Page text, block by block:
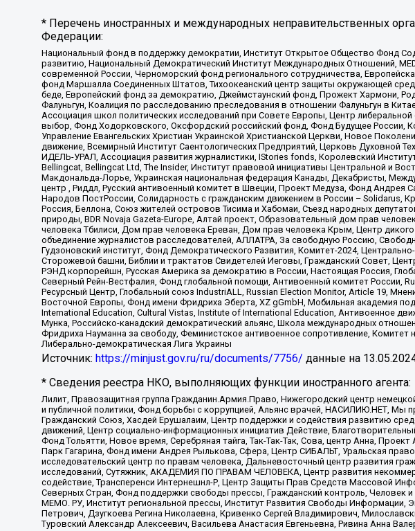
* Перечень иностранных и международных неправительственных
Федерации:
Национальный фонд в поддержку демократии, Институт Открытое Общество Фонд
развитию, Национальный Демократический Институт Международных Отношений,
современной России, Черноморский фонд регионального сотрудничества,
фонд Маршалла Соединенных Штатов, Тихоокеанский центр защиты окружающей
беде, Европейский фонд за демократию, Джеймстаунский фонд, Прожект Хармони,
Фалуньгун, Коалиция по расследованию преследования в отношении Фалуньгун в
Ассоциация школ политических исследований при Совете Европы, Центр
выбор, Фонд Ходорковского, Оксфордский российский фонд, Фонд Будущее России,
Управление Евангельских Христиан Украинской Христианской Церкви, Новое
движение, Всемирный Институт Саентологических Предприятий, Церковь Духовной
ИДЕЛЬ-УРАЛ, Ассоциация развития журналистики, IStories fonds, Королевский
Bellingcat, Bellingcat Ltd, The Insider, Институт правовой инициативы Центральной и
Макдональда-Лорье, Украинская национальная федерация Канады, Декабристы,
центр , Риддл, Русский антивоенный комитет в Швеции, Проект Медуза, Фонд
Народов ПостРоссии, Солидарность с гражданским движением в России – Solidarus,
Россия, Беллона, Союз жителей островов Тисима и Хабомаи, Съезд народных
природы, BDR Novaja Gazeta-Europe, Алтай проект, Образовательный дом прав
человека Тбилиси, Дом прав человека Ереван, Дом прав человека Крым, Центр
объединение журналистов расследователей, АЛЛАТРА, За свободную Россию,
Гудзоновский институт, Фонд Демократического Развития, Комитет-2024,
Сторожевой башни, Библии и трактатов Свидетелей Иеговы, Гражданский Совет,
РЭНД корпорейшн, Русская Америка за демократию в России, Настоящая Россия,
Северный Рейн-Вестфалия, Фонд глобальной помощи, Антивоенный комитет России,
Ресурсный Центр, Глобальный союз IndustriALL, Russian Election Monitor, Article 19,
Восточной Европы, Фонд имени Фридриха Эберта, XZ gGmbH, Мобильная академия
International Education, Cultural Vistas, Institute of International Education, Антивоенное
Мунка, Российско-канадский демократический альянс, Школа международных
Фридриха Науманна за свободу, Феминистское антивоенное сопротивление,
Либерально-демократическая Лига Украины
Источник: https://minjust.gov.ru/ru/documents/7756/ данные на
* Сведения реестра НКО, выполняющих функции иностранного агента:
Лилит, Правозащитная группа Гражданин.Армия.Право, Нижегородский центр
и публичной политики, Фонд борьбы с коррупцией, Альянс врачей, НАСИЛИЮ.НЕТ, Мы
Гражданский Союз, Хасдей Ерушалаим, Центр поддержки и содействия развитию
движений, Центр социально-информационных инициатив Действие,
Фонд Тольятти, Новое время, Серебряная тайга, Так-Так-Так, Сова, центр Анна,
Парк Гагарина, Фонд имени Андрея Рылькова, Сфера, Центр СИБАЛЬТ, Уральская
исследовательский центр по правам человека, Дальневосточный центр развития
исследований, Сутяжник, АКАДЕМИЯ ПО ПРАВАМ ЧЕЛОВЕКА, Центр развития
содействие, Трансперенси Интернешнл-Р, Центр Защиты Прав Средств Массовой
Северных Стран, Фонд поддержки свободы прессы, Гражданский контроль, Человек
МЕМО. РУ, Институт региональной прессы, Институт Развития Свободы
Петрович, Дзугкоева Регина Николаевна, Кривенко Сергей Владимирович,
Туровский Александр Алексеевич, Васильева Анастасия Евгеньевна, Ривина Анна